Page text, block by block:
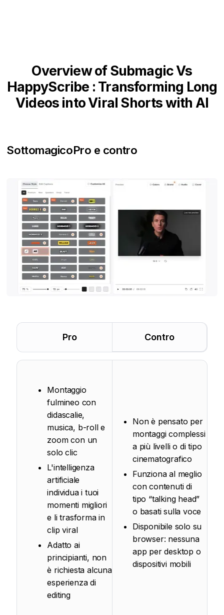
Overview of Submagic Vs
HappyScribe : Transforming Long
Videos into Viral Shorts with AI
SottomagicoPro e contro
Pro Contro
Montaggio
fulmineo con
didascalie,
musica, b-roll e
zoom con un
solo clic
L'intelligenza
artificiale
individua i tuoi
momenti migliori
e li trasforma in
clip viral
Adatto ai
principianti, non
è richiesta alcuna
esperienza di
editing
Non è pensato per
montaggi complessi
a più livelli o di tipo
cinematografico
Funziona al meglio
con contenuti di
tipo “talking head”
o basati sulla voce
Disponibile solo su
browser: nessuna
app per desktop o
dispositivi mobili